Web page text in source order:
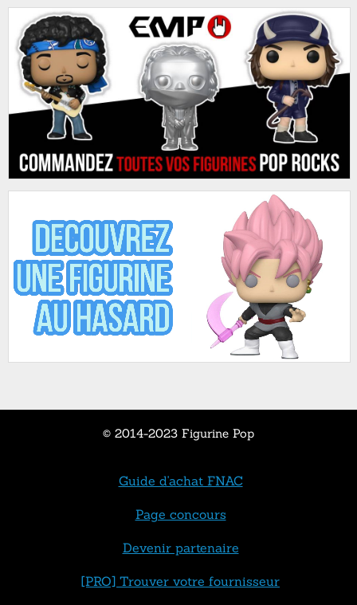
© 2014-2023 Figurine Pop
Guide d'achat FNAC
Page concours
Devenir partenaire
[PRO] Trouver votre fournisseur